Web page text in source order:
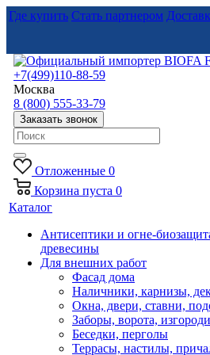
Где купить Стать партнером
+7(499)110-88-59
Москва
8 (800) 555-33-79
Заказать звонок
Отложенные 0
Корзина пуста 0
Каталог
Антисептики и огне-
древесины
Для внешних работ
Фасад дома
Наличники, карнизы,
Окна, двери, ставни,
Заборы, ворота, изгороди
Беседки, перголы
Террасы, настилы,